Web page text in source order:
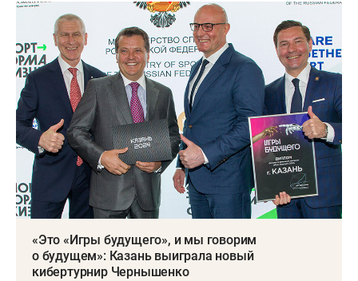
«Это «Игры будущего», и мы говорим
о будущем»: Казань выиграла новый
кибертурнир Чернышенко